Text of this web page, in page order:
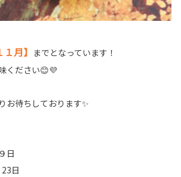
１月】 までとなっています！
ください😊💜
お待ちしております✨
日
日